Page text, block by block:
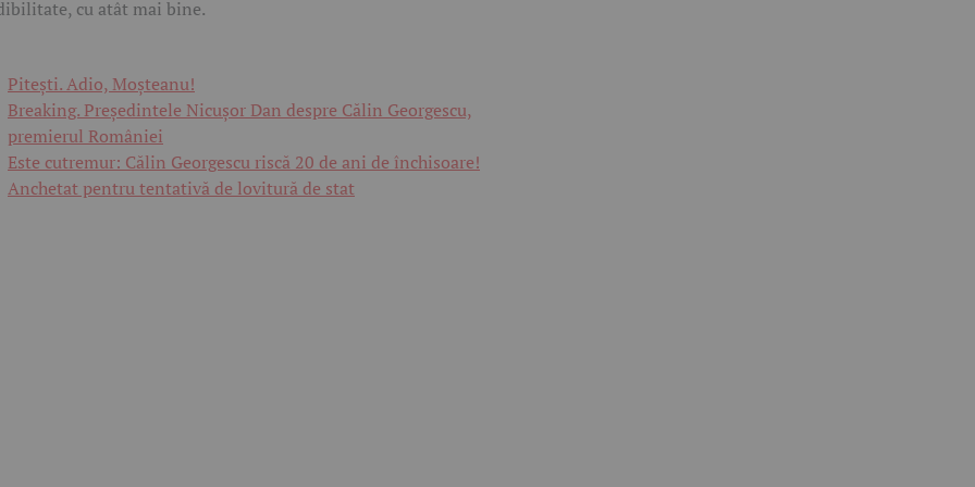
cu atât mai bine.
Pitești. Adio, Moșteanu!
Breaking. Președintele Nicușor Dan despre Călin Georgescu,
premierul României
Este cutremur: Călin Georgescu riscă 20 de ani de închisoare!
Anchetat pentru tentativă de lovitură de stat